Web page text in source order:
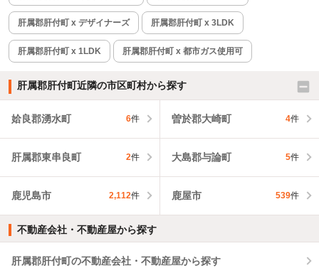
肝属郡肝付町 x デザイナーズ 肝属郡肝付町 x 3LDK
肝属郡肝付町 x 1LDK 肝属郡肝付町 x 都市ガス使用可
肝属郡肝付町近隣の市区町村から探す
姶良郡湧水町 6件 曽於郡大崎町 4件
肝属郡東串良町 2件 大島郡与論町 5件
鹿児島市 2,112件 鹿屋市 539件
不動産会社・不動産屋から探す
肝属郡肝付町の不動産会社・不動産屋から探す